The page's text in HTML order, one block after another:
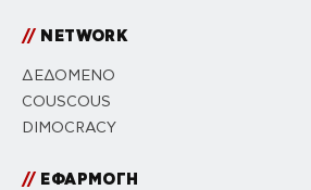
//NETWORK
ΔΕΔΟΜΕΝΟ
COUSCOUS
DIMOCRACY
//ΕΦΑΡΜΟΓΗ